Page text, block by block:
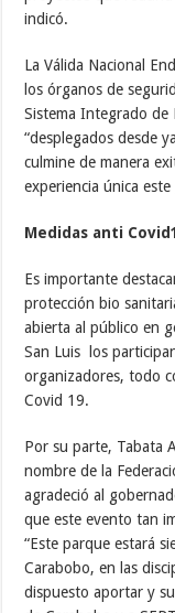
indicó.
La Válida Nacional
los órganos de
Sistema Integrado de
“desplegados desde
culmine de manera
experiencia única
Medidas anti
Es importante
protección bio
abierta al público en
San Luis los
organizadores, todo
Covid 19.
Por su parte, Tabata
nombre de la
agradeció al
que este evento tan
“Este parque estará
Carabobo, en las
dispuesto aportar y